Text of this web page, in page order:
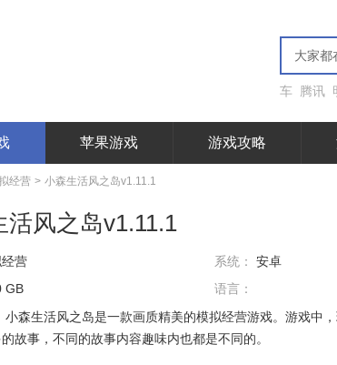
车 腾讯
苹果游戏 游戏攻略
经营 > 小森生活风之岛v1.11.1
活风之岛v1.11.1
营 系统： 安卓
GB 语言：
小森生活风之岛是一款画质精美的模拟经营游戏。游戏中
故事，不同的故事内容趣味内也都是不同的。